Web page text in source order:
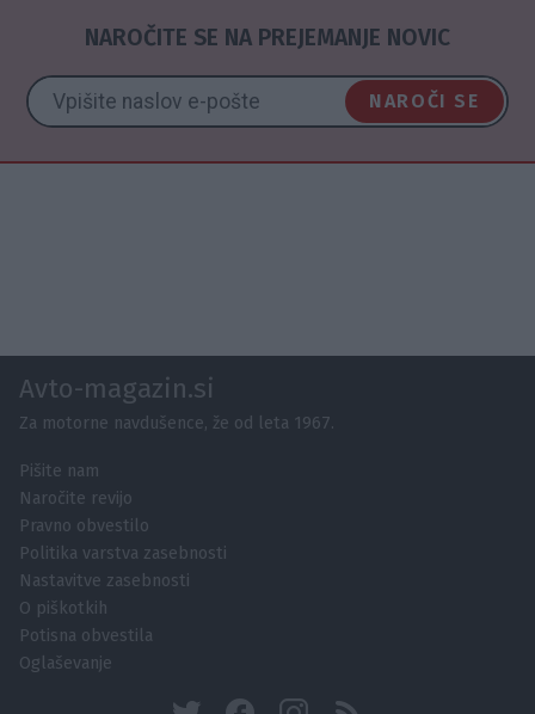
NAROČITE SE NA PREJEMANJE NOVIC
NAROČI SE
Avto-magazin.si
Za motorne navdušence, že od leta 1967.
Pišite nam
Naročite revijo
Pravno obvestilo
Politika varstva zasebnosti
Nastavitve zasebnosti
O piškotkih
Potisna obvestila
Oglaševanje